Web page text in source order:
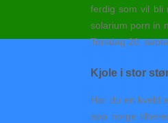
ferdig som vil bli
solarium porn in
Torsdag 20.
Kjole i stor
Har du en kveld
app norge